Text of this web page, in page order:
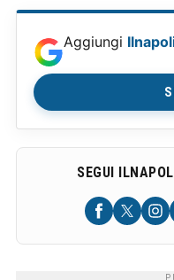
Aggiungi
SEGUI